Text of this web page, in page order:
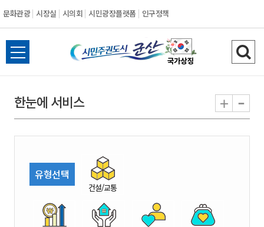
문화관광 시장실 시의회 시민광장플랫폼 인구정책
시
민
권
시
전
체
뉴
열
검
색
기
한눈에 서비스 + -
유형선택
건설/교통